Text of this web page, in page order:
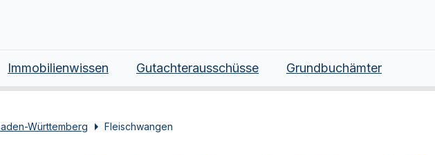
Immobilienwissen Gutachterausschüsse Grundbuchämter
Württemberg Fleischwangen